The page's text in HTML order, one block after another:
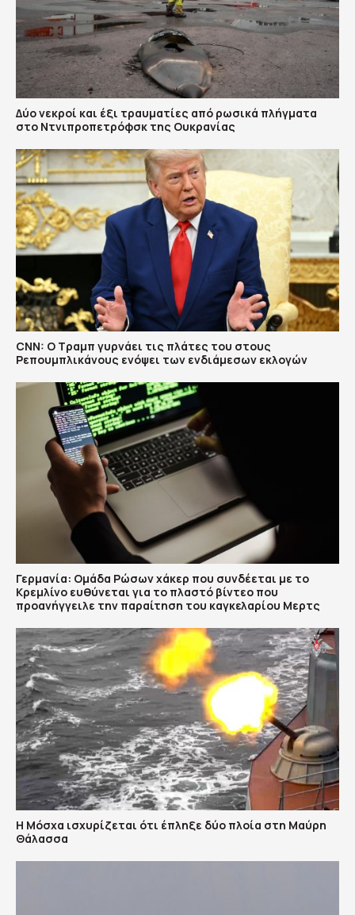
Δύο νεκροί και έξι τραυματίες από ρωσικά πλήγματα
στο Ντνιπροπετρόφσκ της Ουκρανίας
CNN: Ο Τραμπ γυρνάει τις πλάτες του στους
Ρεπουμπλικάνους ενόψει των ενδιάμεσων εκλογών
Γερμανία: Ομάδα Ρώσων χάκερ που συνδέεται με το
Κρεμλίνο ευθύνεται για το πλαστό βίντεο που
προανήγγειλε την παραίτηση του καγκελαρίου Μερτς
Η Μόσχα ισχυρίζεται ότι έπληξε δύο πλοία στη Μαύρη
Θάλασσα